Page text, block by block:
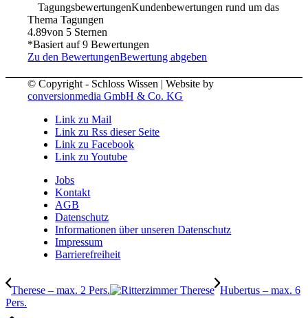
TagungsbewertungenKundenbewertungen rund um das
Thema Tagungen
4.89von 5 Sternen
*Basiert auf9 Bewertungen
Zu den BewertungenBewertung abgeben
© Copyright - Schloss Wissen | Website by
conversionmedia GmbH & Co. KG
Link zu Mail
Link zu Rss dieser Seite
Link zu Facebook
Link zu Youtube
Jobs
Kontakt
AGB
Datenschutz
Informationen über unseren Datenschutz
Impressum
Barrierefreiheit
Therese – max. 2 Pers.
Hubertus – max. 6
Pers.